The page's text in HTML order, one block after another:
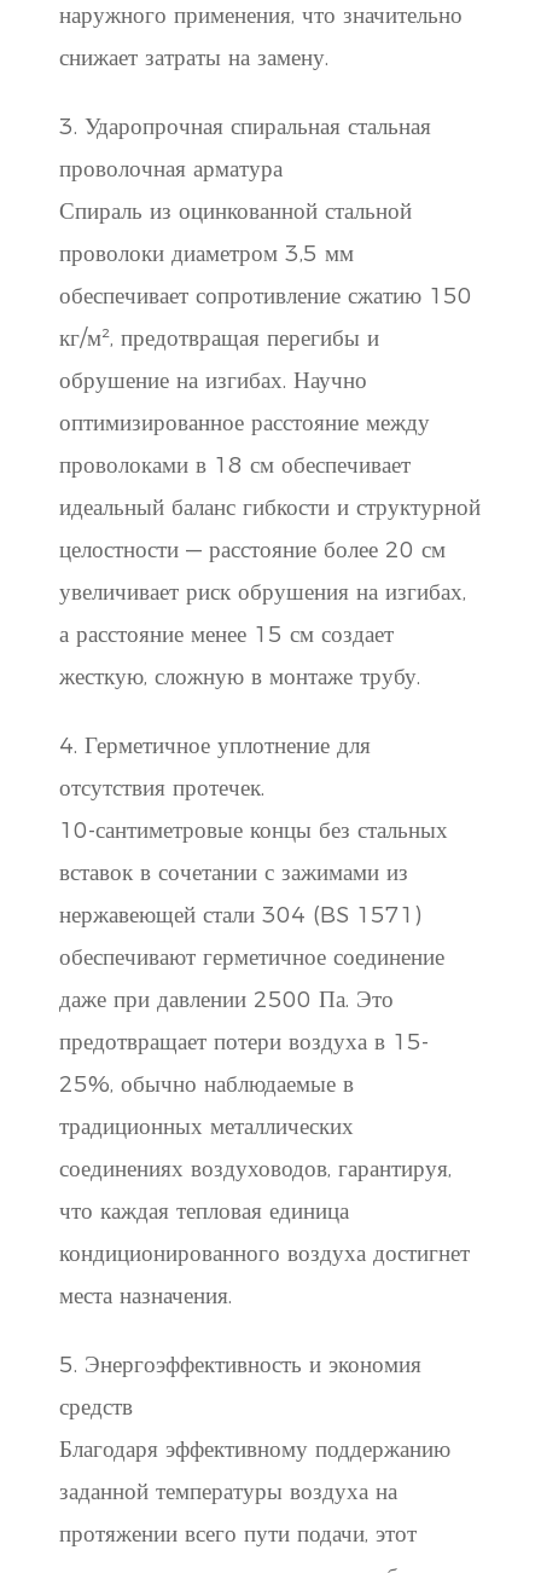
наружного применения, что значительно
снижает затраты на замену.
3. Ударопрочная спиральная стальная
проволочная арматура
Спираль из оцинкованной стальной
проволоки диаметром 3,5 мм
обеспечивает сопротивление сжатию 150
кг/м², предотвращая перегибы и
обрушение на изгибах. Научно
оптимизированное расстояние между
проволоками в 18 см обеспечивает
идеальный баланс гибкости и структурной
целостности — расстояние более 20 см
увеличивает риск обрушения на изгибах,
а расстояние менее 15 см создает
жесткую, сложную в монтаже трубу.
4. Герметичное уплотнение для
отсутствия протечек.
10-сантиметровые концы без стальных
вставок в сочетании с зажимами из
нержавеющей стали 304 (BS 1571)
обеспечивают герметичное соединение
даже при давлении 2500 Па. Это
предотвращает потери воздуха в 15-
25%, обычно наблюдаемые в
традиционных металлических
соединениях воздуховодов, гарантируя,
что каждая тепловая единица
кондиционированного воздуха достигнет
места назначения.
5. Энергоэффективность и экономия
средств
Благодаря эффективному поддержанию
заданной температуры воздуха на
протяжении всего пути подачи, этот